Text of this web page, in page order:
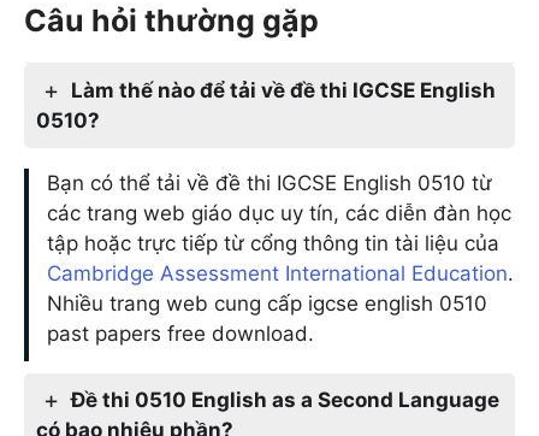
Câu hỏi thường gặp
Làm thế nào để tải về đề thi IGCSE English
0510?
Bạn có thể tải về đề thi IGCSE English 0510 từ
các trang web giáo dục uy tín, các diễn đàn học
tập hoặc trực tiếp từ cổng thông tin tài liệu của
Cambridge Assessment International Education.
Nhiều trang web cung cấp igcse english 0510
past papers free download.
Đề thi 0510 English as a Second Language
có bao nhiêu phần?